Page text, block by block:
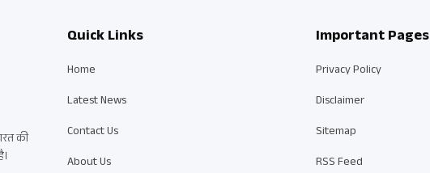
की
Quick Links
Home
Latest News
Contact Us
About Us
Important Pages
Privacy Policy
Disclaimer
Sitemap
RSS Feed